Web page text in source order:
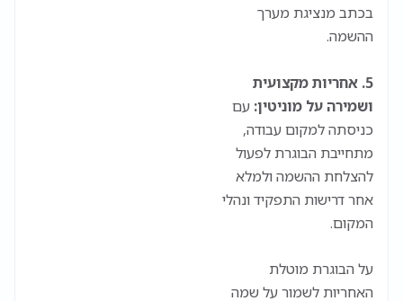
בכתב מנציגת מערך
ההשמה.
5. אחריות מקצועית
ושמירה על מוניטין: עם
כניסתה למקום עבודה,
מתחייבת הבוגרת לפעול
להצלחת ההשמה ולמלא
אחר דרישות התפקיד ונהלי
המקום.
על הבוגרת מוטלת
האחריות לשמור על שמה